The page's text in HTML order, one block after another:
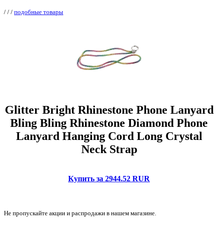
/ / / подобные товары
Glitter Bright Rhinestone Phone Lanyard
Bling Bling Rhinestone Diamond Phone
Lanyard Hanging Cord Long Crystal
Neck Strap
Купить за 2944.52 RUR
Не пропускайте акции и распродажи в нашем магазине.